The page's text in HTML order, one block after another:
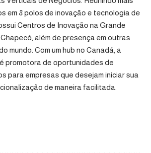
em 8 polos de inovação e tecnologia de
Centros de Inovação na Grande
além de presença em outras
mundo. Com um hub no Canadá, a
promotora de oportunidades de
para empresas que desejam iniciar sua
de maneira facilitada.